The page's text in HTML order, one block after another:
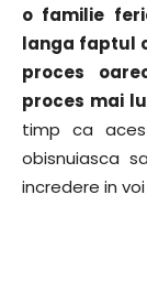
o familie
langa faptul
proces
proces mai
timp ca
obisnuiasca
incredere in